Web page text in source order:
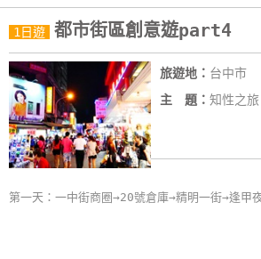
作
廠
商
合
作
旅
1日遊 都市街區創意遊part4
旅遊地： 台中市
主 題： 知性之
第一天：一中街商圈→20號倉庫→精明一街→逢甲